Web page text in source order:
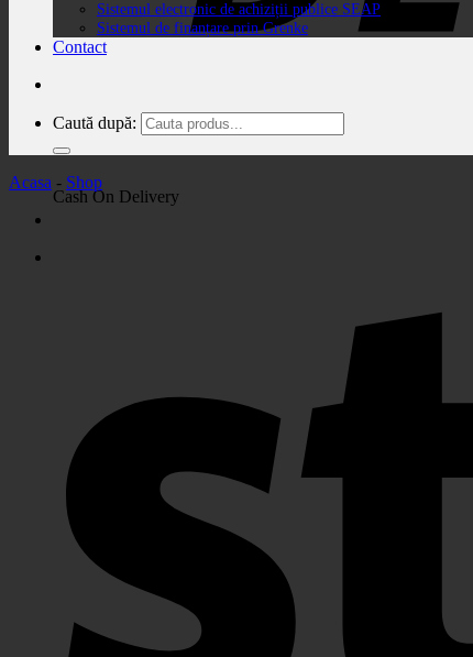
Cash On Delivery
Sistemul electronic de achiziții publice SEAP
Sistemul de finanțare prin Grenke
Contact
Caută după:
Acasa - Shop